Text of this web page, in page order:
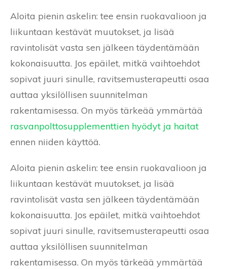
Aloita pienin askelin: tee ensin ruokavalioon ja
liikuntaan kestävät muutokset, ja lisää
ravintolisät vasta sen jälkeen täydentämään
kokonaisuutta. Jos epäilet, mitkä vaihtoehdot
sopivat juuri sinulle, ravitsemusterapeutti osaa
auttaa yksilöllisen suunnitelman
rakentamisessa. On myös tärkeää ymmärtää
rasvanpolttosupplementtien hyödyt ja haitat
ennen niiden käyttöä.
Aloita pienin askelin: tee ensin ruokavalioon ja
liikuntaan kestävät muutokset, ja lisää
ravintolisät vasta sen jälkeen täydentämään
kokonaisuutta. Jos epäilet, mitkä vaihtoehdot
sopivat juuri sinulle, ravitsemusterapeutti osaa
auttaa yksilöllisen suunnitelman
rakentamisessa. On myös tärkeää ymmärtää